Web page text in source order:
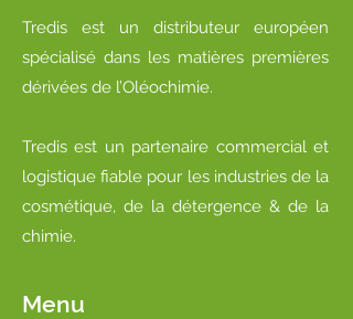
Tredis est un distributeur européen
spécialisé dans les matières premières
dérivées de l’Oléochimie.
Tredis est un partenaire commercial et
logistique fiable pour les industries de la
cosmétique, de la détergence & de la
chimie.
Menu